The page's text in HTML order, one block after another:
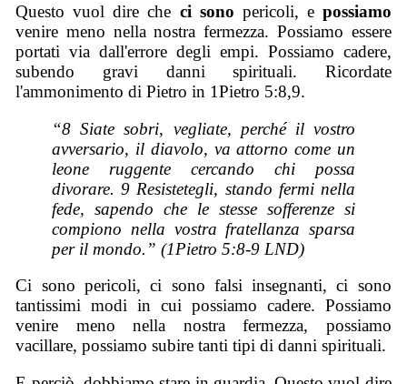
Questo vuol dire che ci sono pericoli, e possiamo
venire meno nella nostra fermezza. Possiamo essere
portati via dall'errore degli empi. Possiamo cadere,
subendo gravi danni spirituali. Ricordate
l'ammonimento di Pietro in 1Pietro 5:8,9.
“8 Siate sobri, vegliate, perché il vostro
avversario, il diavolo, va attorno come un
leone ruggente cercando chi possa
divorare. 9 Resistetegli, stando fermi nella
fede, sapendo che le stesse sofferenze si
compiono nella vostra fratellanza sparsa
per il mondo.” (1Pietro 5:8-9 LND)
Ci sono pericoli, ci sono falsi insegnanti, ci sono
tantissimi modi in cui possiamo cadere. Possiamo
venire meno nella nostra fermezza, possiamo
vacillare, possiamo subire tanti tipi di danni spirituali.